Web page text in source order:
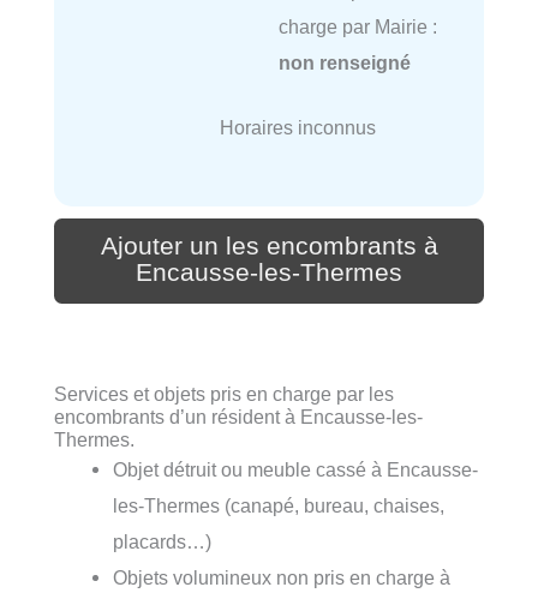
charge par Mairie :
non renseigné
Horaires inconnus
Ajouter un les encombrants à
Encausse-les-Thermes
Services et objets pris en charge par les
encombrants d’un résident à Encausse-les-
Thermes.
Objet détruit ou meuble cassé à Encausse-
les-Thermes (canapé, bureau, chaises,
placards…)
Objets volumineux non pris en charge à